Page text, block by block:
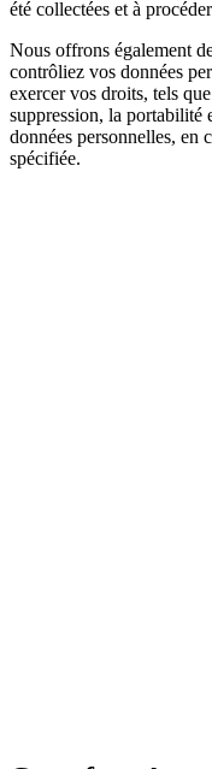
été collectées et à
Nous offrons également
contrôliez vos données
exercer vos droits, tels
suppression, la portabilité
données personnelles, en
spécifiée.